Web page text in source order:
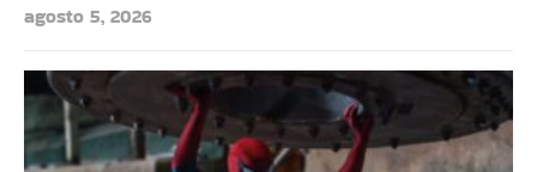
agosto 5, 2026